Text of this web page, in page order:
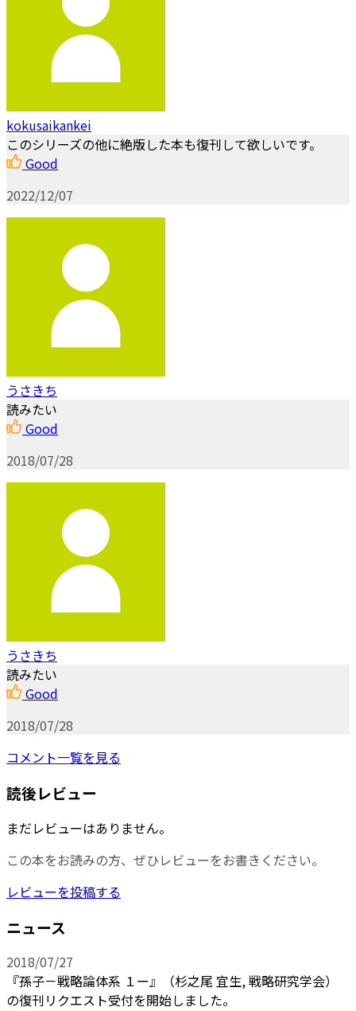
kokusaikankei
このシリーズの他に絶版した本も復刊して欲しいです。
Good
2022/12/07
うさきち
読みたい
Good
2018/07/28
うさきち
読みたい
Good
2018/07/28
コメント一覧を見る
読後レビュー
まだレビューはありません。
この本をお読みの方、ぜひレビューをお書きください。
レビューを投稿する
ニュース
2018/07/27
『孫子－戦略論体系 １ー』（杉之尾 宜生, 戦略研究学会）
の復刊リクエスト受付を開始しました。